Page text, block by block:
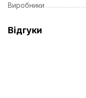
Виробники
Відгуки